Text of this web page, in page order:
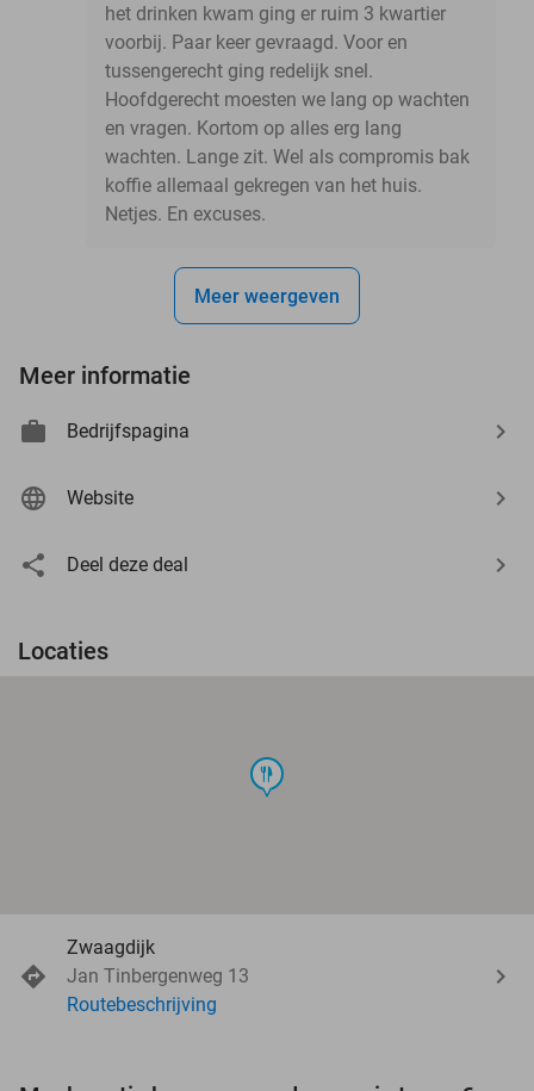
het drinken kwam ging er ruim 3 kwartier
voorbij. Paar keer gevraagd. Voor en
tussengerecht ging redelijk snel.
Hoofdgerecht moesten we lang op wachten
en vragen. Kortom op alles erg lang
wachten. Lange zit. Wel als compromis bak
koffie allemaal gekregen van het huis.
Netjes. En excuses.
Meer weergeven
Meer informatie
Bedrijfspagina
Website
Deel deze deal
Locaties
food
Zwaagdijk
Jan Tinbergenweg 13
Routebeschrijving